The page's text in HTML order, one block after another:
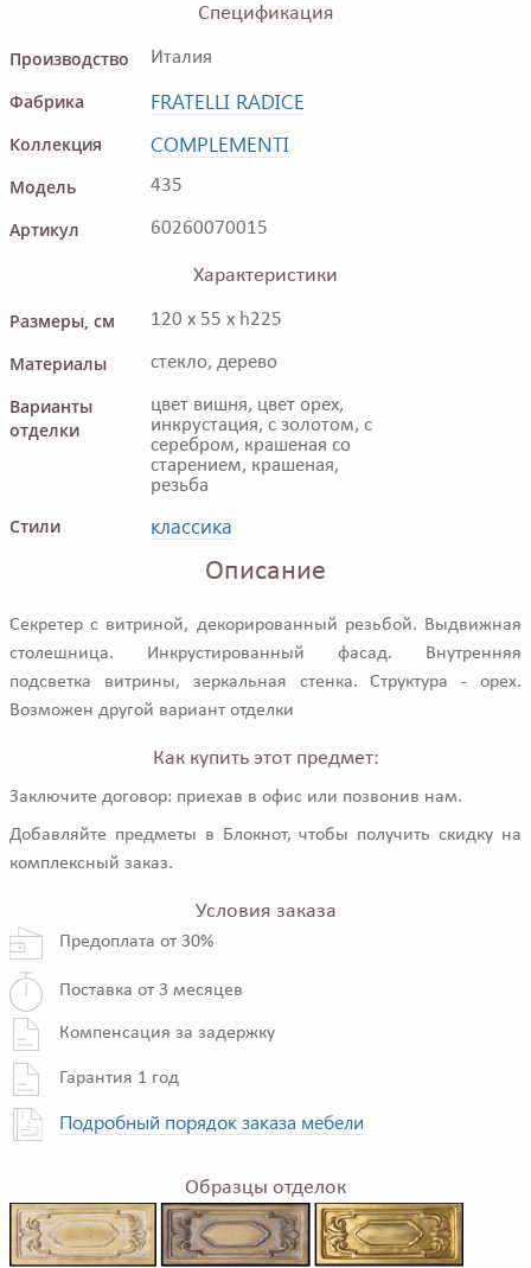
Спецификация
Производство
Италия
Фабрика FRATELLI RADICE
Коллекция COMPLEMENTI
Модель 435
Артикул 60260070015
Характеристики
Размеры, см
120 x 55 x h225
Материалы стекло, дерево
Варианты
отделки
цвет вишня, цвет орех,
инкрустация, с золотом, с
серебром, крашеная со
старением, крашеная,
резьба
Стили классика
Описание
Секретер с витриной, декорированный резьбой. Выдвижная
столешница. Инкрустированный фасад. Внутренняя
подсветка витрины, зеркальная стенка. Структура - орех.
Возможен другой вариант отделки
Как купить этот предмет:
Заключите договор: приехав в офис или позвонив нам.
Добавляйте предметы в Блокнот, чтобы получить скидку на
комплексный заказ.
Условия заказа
Предоплата от 30%
Поставка от 3 месяцев
Компенсация за задержку
Гарантия 1 год
Подробный порядок заказа мебели
Образцы отделок